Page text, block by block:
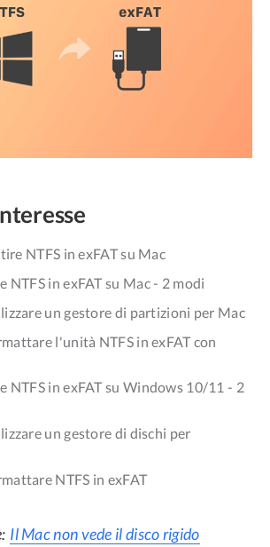
NTFS in exFAT su Mac
NTFS in exFAT su Mac - 2 modi
un gestore di partizioni per Mac
l'unità NTFS in exFAT con
NTFS in exFAT su Windows 10/11 - 2
un gestore di dischi per
NTFS in exFAT
Il Mac non vede il disco rigido